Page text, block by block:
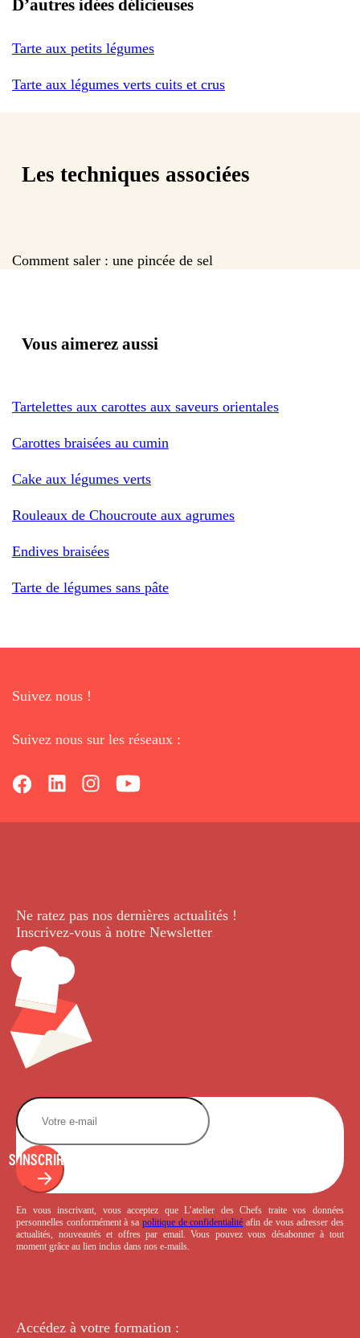
D’autres idées délicieuses
Tarte aux petits légumes
Tarte aux légumes verts cuits et crus
Les techniques associées
Comment saler : une pincée de sel
Vous aimerez aussi
Tartelettes aux carottes aux saveurs orientales
Carottes braisées au cumin
Cake aux légumes verts
Rouleaux de Choucroute aux agrumes
Endives braisées
Tarte de légumes sans pâte
Suivez nous !
Suivez nous sur les réseaux :
Ne ratez pas nos dernières actualités !
Inscrivez-vous à notre Newsletter.
S'INSCRIRE
En vous inscrivant, vous acceptez que L’atelier des Chefs traite vos données
personnelles conformément à sa politique de confidentialité afin de vous adresser des
actualités, nouveautés et offres par email. Vous pouvez vous désabonner à tout
moment grâce au lien inclus dans nos e-mails.
Accédez à votre formation :